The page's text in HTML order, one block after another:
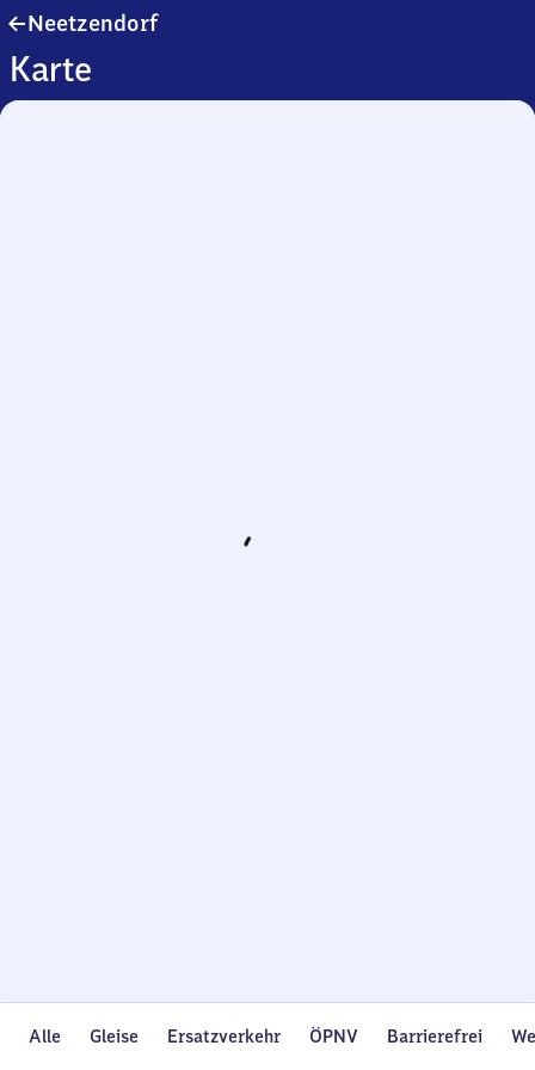
NeetzendorfNeetzendorf
Karte
Alle Gleise Ersatzverkehr ÖPNV Barrierefrei